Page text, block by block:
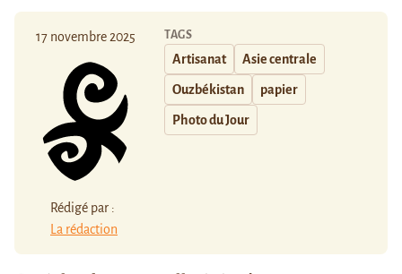
17 novembre 2025
Rédigé par :
La rédaction
TAGS
Artisanat Asie centrale
Ouzbékistan papier
Photo du Jour